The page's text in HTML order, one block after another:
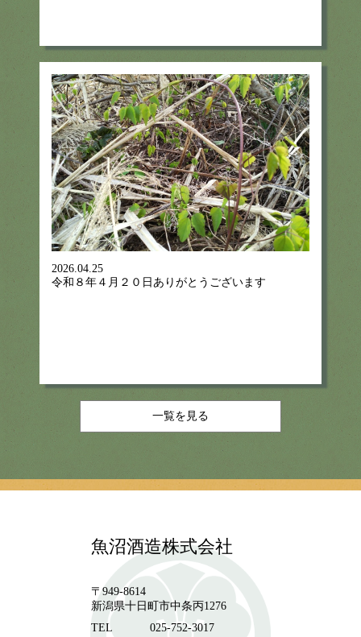
2026.04.25
令和８年４月２０日ありがとうございます
一覧を見る
魚沼酒造株式会社
〒949-8614
新潟県十日町市中条丙1276
TEL
025-752-3017